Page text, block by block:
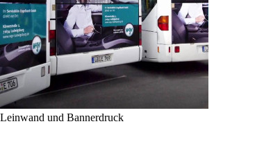
Leinwand und Bannerdruck